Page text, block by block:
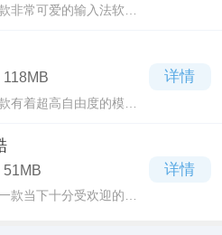
非常可爱的输入法软
大特点就是拥有各种可
的角色和各种有趣的界
118MB
有着超高自由度的模拟
大家的喜爱了，在游戏
趣的画风，你将面对蓝
详情
51MB
款当下十分受欢迎的跑
详情